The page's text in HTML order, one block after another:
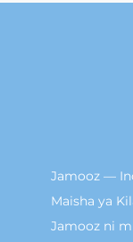
Jamooz —
Maisha ya
Jamooz ni